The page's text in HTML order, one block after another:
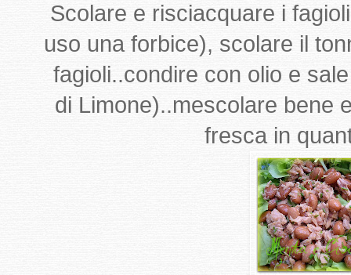
Scolare e risciacquare i
uso una forbice), scolare il
fagioli..condire con olio e
di Limone)..mescolare bene
fresca in